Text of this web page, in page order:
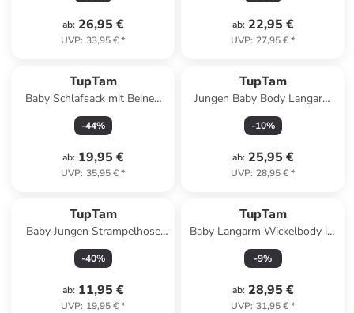
ab: 26,95 €
UVP: 33,95 €*
ab: 22,95 €
UVP: 27,95 €*
TupTam
Baby Schlafsack mit Beinen
und Ärmel ganzjährig in grau
Modell 1
-44%
ab: 19,95 €
UVP: 35,95 €*
TupTam
Jungen Baby Body Langarm
5er Pack in beige/blau
-10%
ab: 25,95 €
UVP: 28,95 €*
TupTam
Baby Jungen Strampelhose
mit Fuß 3er Pack in
braun/schwarz
-40%
ab: 11,95 €
UVP: 19,95 €*
TupTam
Baby Langarm Wickelbody im
5er Set in mint/weiß
-9%
ab: 28,95 €
UVP: 31,95 €*